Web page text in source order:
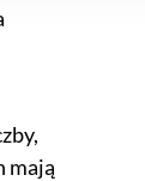
mają